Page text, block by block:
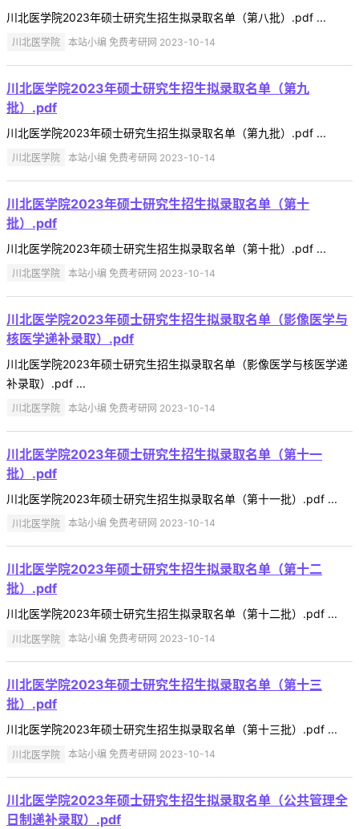
川北医学院2023年硕士研究生招生拟录取名单（第八批）.pdf ...
川北医学院 本站小编 免费考研网 2023-10-14
川北医学院2023年硕士研究生招生拟录取名单（第九
批）.pdf
川北医学院2023年硕士研究生招生拟录取名单（第九批）.pdf ...
川北医学院 本站小编 免费考研网 2023-10-14
川北医学院2023年硕士研究生招生拟录取名单（第十
批）.pdf
川北医学院2023年硕士研究生招生拟录取名单（第十批）.pdf ...
川北医学院 本站小编 免费考研网 2023-10-14
川北医学院2023年硕士研究生招生拟录取名单（影像医学与
核医学递补录取）.pdf
川北医学院2023年硕士研究生招生拟录取名单（影像医学与核医学递
补录取）.pdf ...
川北医学院 本站小编 免费考研网 2023-10-14
川北医学院2023年硕士研究生招生拟录取名单（第十一
批）.pdf
川北医学院2023年硕士研究生招生拟录取名单（第十一批）.pdf ...
川北医学院 本站小编 免费考研网 2023-10-14
川北医学院2023年硕士研究生招生拟录取名单（第十二
批）.pdf
川北医学院2023年硕士研究生招生拟录取名单（第十二批）.pdf ...
川北医学院 本站小编 免费考研网 2023-10-14
川北医学院2023年硕士研究生招生拟录取名单（第十三
批）.pdf
川北医学院2023年硕士研究生招生拟录取名单（第十三批）.pdf ...
川北医学院 本站小编 免费考研网 2023-10-14
川北医学院2023年硕士研究生招生拟录取名单（公共管理全
日制递补录取）.pdf